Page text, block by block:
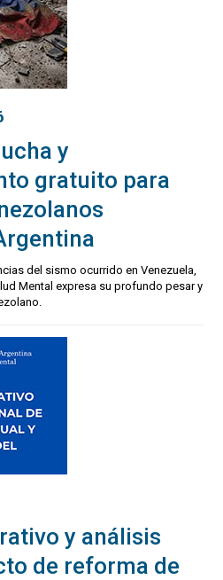
y
gratuito para
del sismo ocurrido en Venezuela,
Mental expresa su profundo pesar y
y análisis
de reforma de